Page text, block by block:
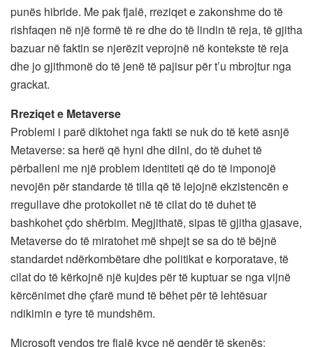
punës hibride. Me pak fjalë, rreziqet e zakonshme do të
rishfaqen në një formë të re dhe do të lindin të reja, të gjitha
bazuar në faktin se njerëzit veprojnë në kontekste të reja
dhe jo gjithmonë do të jenë të pajisur për t’u mbrojtur nga
grackat.
Rreziqet e Metaverse
Problemi i parë diktohet nga fakti se nuk do të ketë asnjë
Metaverse: sa herë që hyni dhe dilni, do të duhet të
përballeni me një problem identiteti që do të imponojë
nevojën për standarde të tilla që të lejojnë ekzistencën e
rregullave dhe protokollet në të cilat do të duhet të
bashkohet çdo shërbim. Megjithatë, sipas të gjitha gjasave,
Metaverse do të miratohet më shpejt se sa do të bëjnë
standardet ndërkombëtare dhe politikat e korporatave, të
cilat do të kërkojnë një kujdes për të kuptuar se nga vijnë
kërcënimet dhe çfarë mund të bëhet për të lehtësuar
ndikimin e tyre të mundshëm.
Microsoft vendos tre fjalë kyçe në qendër të skenës: